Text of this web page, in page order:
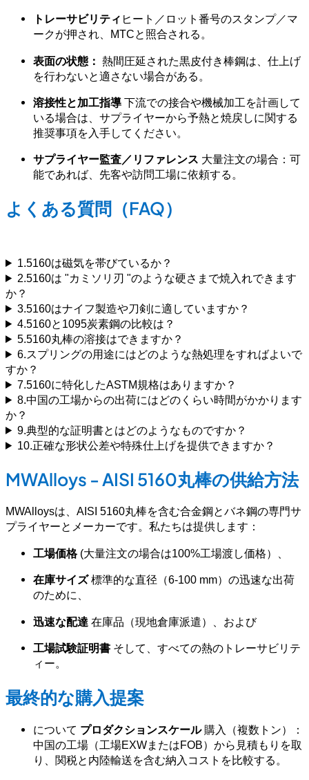
トレーサビリティ ヒート／ロット番号のスタンプ／マ
ークが押され、MTCと照合される。
表面の状態： 熱間圧延された黒皮付き棒鋼は、仕上げ
を行わないと適さない場合がある。
溶接性と加工指導 下流での接合や機械加工を計画して
いる場合は、サプライヤーから予熱と焼戻しに関する
推奨事項を入手してください。
サプライヤー監査／リファレンス 大量注文の場合：可
能であれば、先客や訪問工場に依頼する。
よくある質問（FAQ）
1.5160は磁気を帯びているか？
2.5160は "カミソリ刃 "のような硬さまで焼入れできます
か？
3.5160はナイフ製造や刀剣に適していますか？
4.5160と1095炭素鋼の比較は？
5.5160丸棒の溶接はできますか？
6.スプリングの用途にはどのような熱処理をすればよいで
すか？
7.5160に特化したASTM規格はありますか？
8.中国の工場からの出荷にはどのくらい時間がかかります
か？
9.典型的な証明書とはどのようなものですか？
10.正確な形状公差や特殊仕上げを提供できますか？
MWAlloys - AISI 5160丸棒の供給方法
MWAlloysは、AISI 5160丸棒を含む合金鋼とバネ鋼の専門サ
プライヤーとメーカーです。私たちは提供します：
工場価格(大量注文の場合は100%工場渡し価格）、
在庫サイズ標準的な直径（6-100 mm）の迅速な出荷
のために、
迅速な配達 在庫品（現地倉庫派遣）、および
工場試験証明書 そして、すべての熱のトレーサビリテ
ィー。
最終的な購入提案
について プロダクションスケール購入（複数トン）：
中国の工場（工場EXWまたはFOB）から見積もりを取
り、関税と内陸輸送を含む納入コストを比較する。